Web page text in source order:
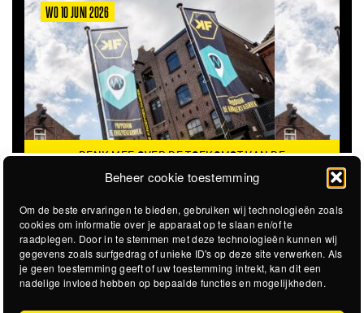
Beheer cookie toestemming
Om de beste ervaringen te bieden, gebruiken wij technologieën zoals
cookies om informatie over je apparaat op te slaan en/of te
raadplegen. Door in te stemmen met deze technologieën kunnen wij
gegevens zoals surfgedrag of unieke ID's op deze site verwerken. Als
je geen toestemming geeft of uw toestemming intrekt, kan dit een
nadelige invloed hebben op bepaalde functies en mogelijkheden.
WO 10 JUNI 2026
DENK MEE OVER DE TOEKOMST VAN DE
KROEPOEKFABRIEK